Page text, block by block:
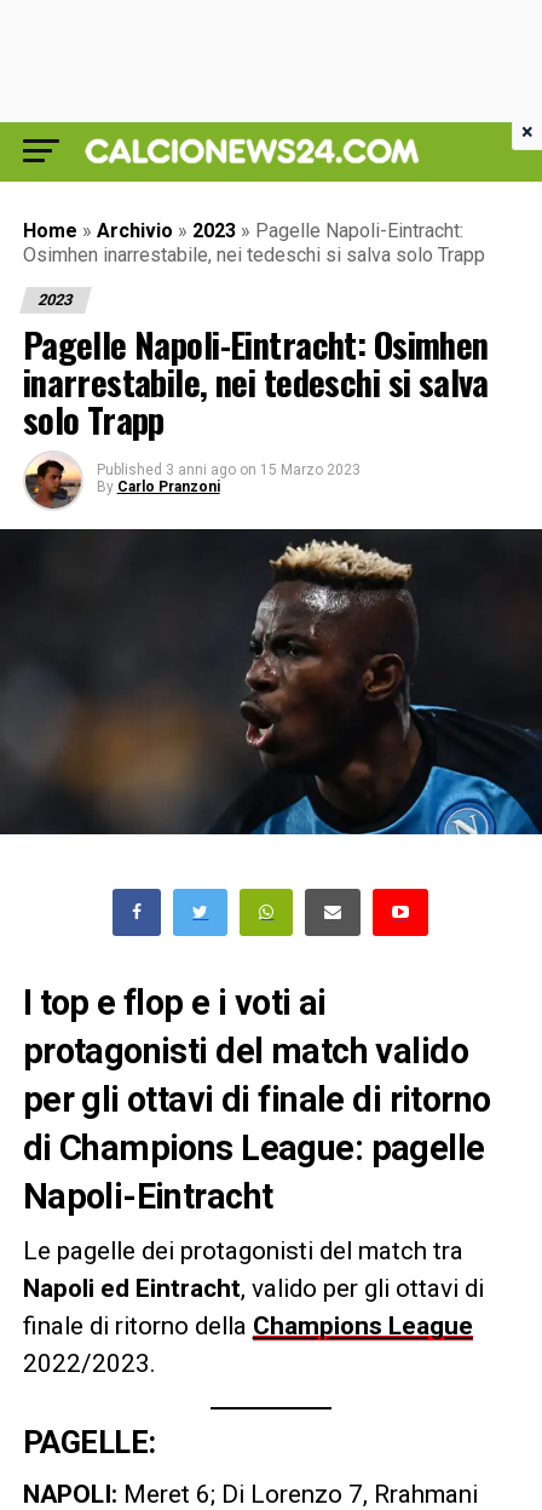
Home » Archivio » 2023 » Pagelle Napoli-Eintracht:
Osimhen inarrestabile, nei tedeschi si salva solo Trapp
2023
Pagelle Napoli-Eintracht: Osimhen
inarrestabile, nei tedeschi si salva
solo Trapp
Published 3 anni ago on 15 Marzo 2023
By Carlo Pranzoni
I top e flop e i voti ai
protagonisti del match valido
per gli ottavi di finale di ritorno
di Champions League: pagelle
Napoli-Eintracht
Le pagelle dei protagonisti del match tra
Napoli ed Eintracht, valido per gli ottavi di
finale di ritorno della Champions League
2022/2023.
PAGELLE:
NAPOLI: Meret 6; Di Lorenzo 7, Rrahmani
×